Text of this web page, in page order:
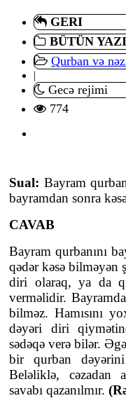
GERI
BÜTÜN
Qurban və
|
Gecə rejimi
774
Sual: Bayram
bayramdan sonra
CAVAB
Bayram qurbanını
qədər kəsə bilməyən
diri olaraq, ya da
verməlidir.
bilməz. Hamısını
dəyəri diri
sədəqə verə bilər.
bir qurban dəyərini
Beləliklə, cəzadan
savabı qazanılmır.